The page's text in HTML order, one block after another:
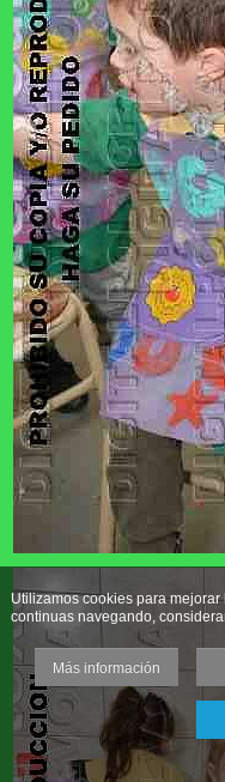
Utilizamos cookies para
continuas navegando,
Más información